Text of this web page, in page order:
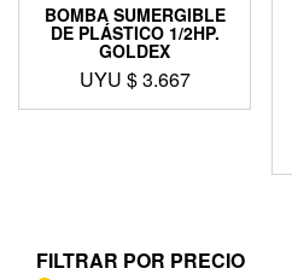
BOMBA SUMERGIBLE
DE PLÁSTICO 1/2HP.
GOLDEX
UYU $3.667
FILTRAR POR PRECIO